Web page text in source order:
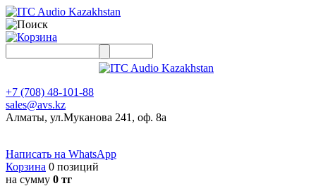
+7 (708) 48-101-88
sales@avs.kz
Алматы, ул.Муканова 241, оф. 8а
Написать на WhatsApp
Корзина 0 позиций
на сумму 0 тг